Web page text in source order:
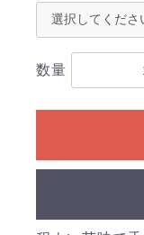
数量
お買い